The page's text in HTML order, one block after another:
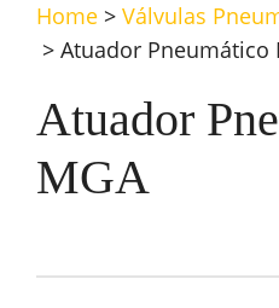
Home > Válvulas
> Atuador Pneumático
Atuador
MGA